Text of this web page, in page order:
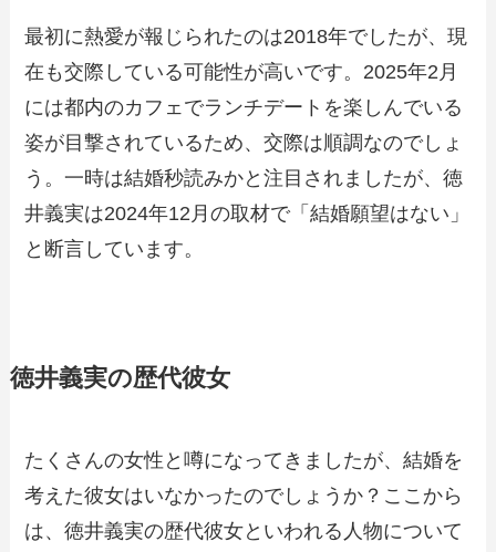
最初に熱愛が報じられたのは2018年でしたが、現
在も交際している可能性が高いです。2025年2月
には都内のカフェでランチデートを楽しんでいる
姿が目撃されているため、交際は順調なのでしょ
う。一時は結婚秒読みかと注目されましたが、徳
井義実は2024年12月の取材で「結婚願望はない」
と断言しています。
徳井義実の歴代彼女
たくさんの女性と噂になってきましたが、結婚を
考えた彼女はいなかったのでしょうか？ここから
は、徳井義実の歴代彼女といわれる人物について